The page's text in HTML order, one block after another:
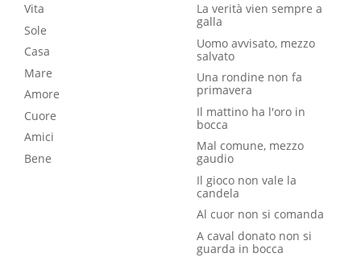
Vita
Sole
Casa
Mare
Amore
Cuore
Amici
Bene
La verità vien sempre a
galla
Uomo avvisato, mezzo
salvato
Una rondine non fa
primavera
Il mattino ha l'oro in
bocca
Mal comune, mezzo
gaudio
Il gioco non vale la
candela
Al cuor non si comanda
A caval donato non si
guarda in bocca